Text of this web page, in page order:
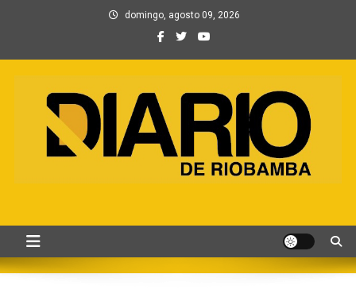
domingo, agosto 09, 2026
y Contenidos digitales